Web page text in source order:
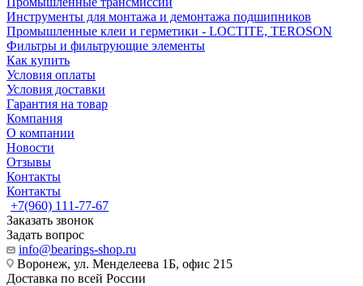
Инструменты для монтажа и демонтажа подшипников
Промышленные клеи и герметики - LOCTITE, TEROSON
Фильтры и фильтрующие элементы
Как купить
Условия оплаты
Условия доставки
Гарантия на товар
Компания
О компании
Новости
Отзывы
Контакты
Контакты
+7(960) 111-77-67
Заказать звонок
Задать вопрос
info@bearings-shop.ru
Воронеж, ул. Менделеева 1Б, офис 215
Доставка по всей России